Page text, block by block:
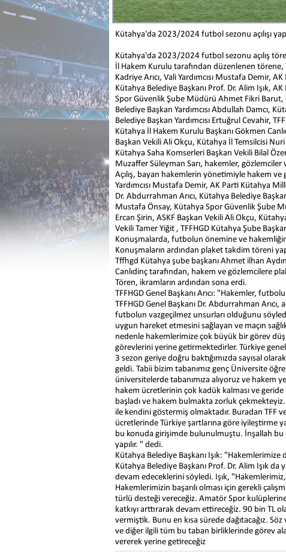
Kütahya'da 2023/2024 futbol sezonu açılışı
Kütahya'da 2023/2024 futbol sezonu açılış
İl Hakem Kurulu tarafından düzenlenen törene,
Kadriye Arıcı, Vali Yardımcısı Mustafa Demir,
Kütahya Belediye Başkanı Prof. Dr. Alim Işık,
Spor Güvenlik Şube Müdürü Ahmet Fikri
Belediye Başkan Yardımcısı Abdullah Damcı,
Belediye Başkan Yardımcısı Ertuğrul Cevahir,
Kütahya İl Hakem Kurulu Başkanı Gökmen
Başkan Vekili Ali Okçu, Kütahya İl Temsilcisi
Kütahya Saha Komserleri Başkan Vekili Bilal
Muzaffer Süleyman Sarı, hakemler, gözlemciler
Açılış, bayan hakemlerin yönetimiyle hakem ve
Yardımcısı Mustafa Demir, AK Parti Kütahya
Dr. Abdurrahman Arıcı, Kütahya Belediye
Mustafa Önsay, Kütahya Spor Güvenlik Şube
Ercan Şirin, ASKF Başkan Vekili Ali Okçu,
Vekili Tamer Yiğit , TFFHGD Kütahya Şube
Konuşmalarda, futbolun önemine ve hakemliğin
Konuşmaların ardından plaket takdim töreni
Tffhgd Kütahya şube başkanı Ahmet ilhan
Canlıdinç tarafından, hakem ve gözlemcilere
Tören, ikramların ardından sona erdi.
TFFHGD Genel Başkanı Arıcı: "Hakemler,
TFFHGD Genel Başkanı Dr. Abdurrahman
futbolun vazgeçilmez unsurları olduğunu
uygun hareket etmesini sağlayan ve maçın
nedenle hakemlerimize çok büyük bir görev
görevlerini yerine getirmektedirler. Türkiye
3 sezon geriye doğru baktığımızda sayısal
geldi. Tabii bizim tabanımız genç Üniversite
üniversitelerde tabanımıza alıyoruz ve hakem
hakem ücretlerinin çok kadük kalması ve geride
başladı ve hakem bulmakta zorluk
ile kendini göstermiş olmaktadır. Buradan TFF
ücretlerinde Türkiye şartlarına göre iyileştirme
bu konuda girişimde bulunulmuştu. İnşallah bu
yapılır. " dedi.
Kütahya Belediye Başkanı Işık:
Kütahya Belediye Başkanı Prof. Dr. Alim Işık
devam edeceklerini söyledi. Işık,
Hakemlerimizin başarılı olması için gerekli
türlü desteği vereceğiz. Amatör Spor kulüplerine
katkıyı arttırarak devam ettireceğiz. 90 bin TL
vermiştik. Bunu en kısa sürede dağıtacağız.
ve diğer ilgili tüm bu taban birliklerinde görev
vererek yerine getireceğiz